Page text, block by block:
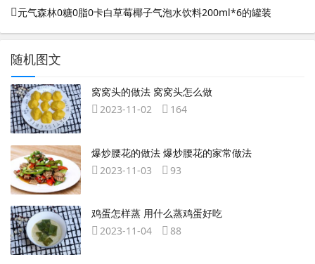
元气森林0糖0脂0卡白草莓椰子气泡水饮料200ml*6的罐装
随机图文
窝窝头的做法 窝窝头怎么做
2023-11-02
164
爆炒腰花的做法 爆炒腰花的家常做法
2023-11-03
93
鸡蛋怎样蒸 用什么蒸鸡蛋好吃
2023-11-04
88